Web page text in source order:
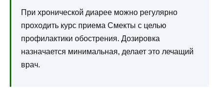
При хронической диарее можно регулярно
проходить курс приема Смекты с целью
профилактики обострения. Дозировка
назначается минимальная, делает это лечащий
врач.